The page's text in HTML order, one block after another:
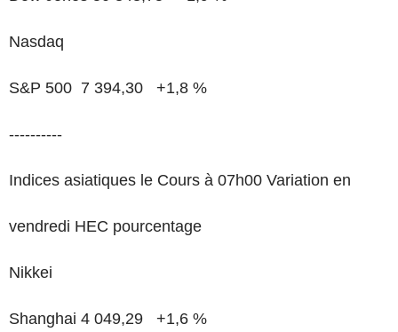
Nasdaq
S&P 500 7 394,30 +1,8 %
----------
Indices asiatiques le Cours à 07h00 Variation en
vendredi HEC pourcentage
Nikkei
Shanghai 4 049,29 +1,6 %